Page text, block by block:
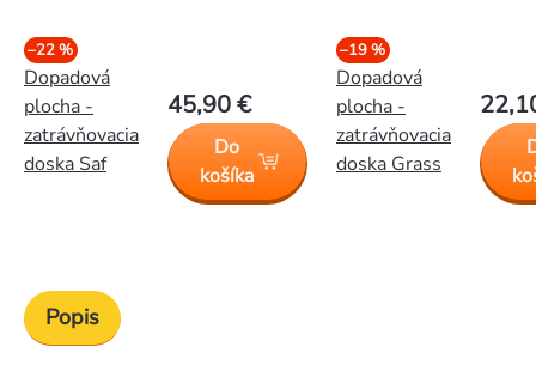
–22 %
Dopadová
plocha -
zatrávňovacia
doska Saf
45,90 €
Do
košíka
–19 %
Dopadová
plocha -
zatrávňovacia
doska Grass
Popis